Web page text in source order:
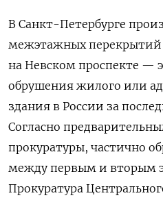
В Санкт-Петербурге
межэтажных
на Невском проспекте —
обрушения жилого или
здания в России за
Согласно
прокуратуры, частично
между первым и вторым
Прокуратура